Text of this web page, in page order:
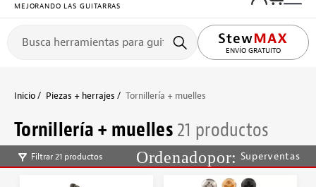
MEJORANDO LAS GUITARRAS
ENVÍO GRATUITO
Inicio Piezas + herrajes Tornillería + muelles
Tornillería + muelles21 productos
Filtrar 21 productos Superventas